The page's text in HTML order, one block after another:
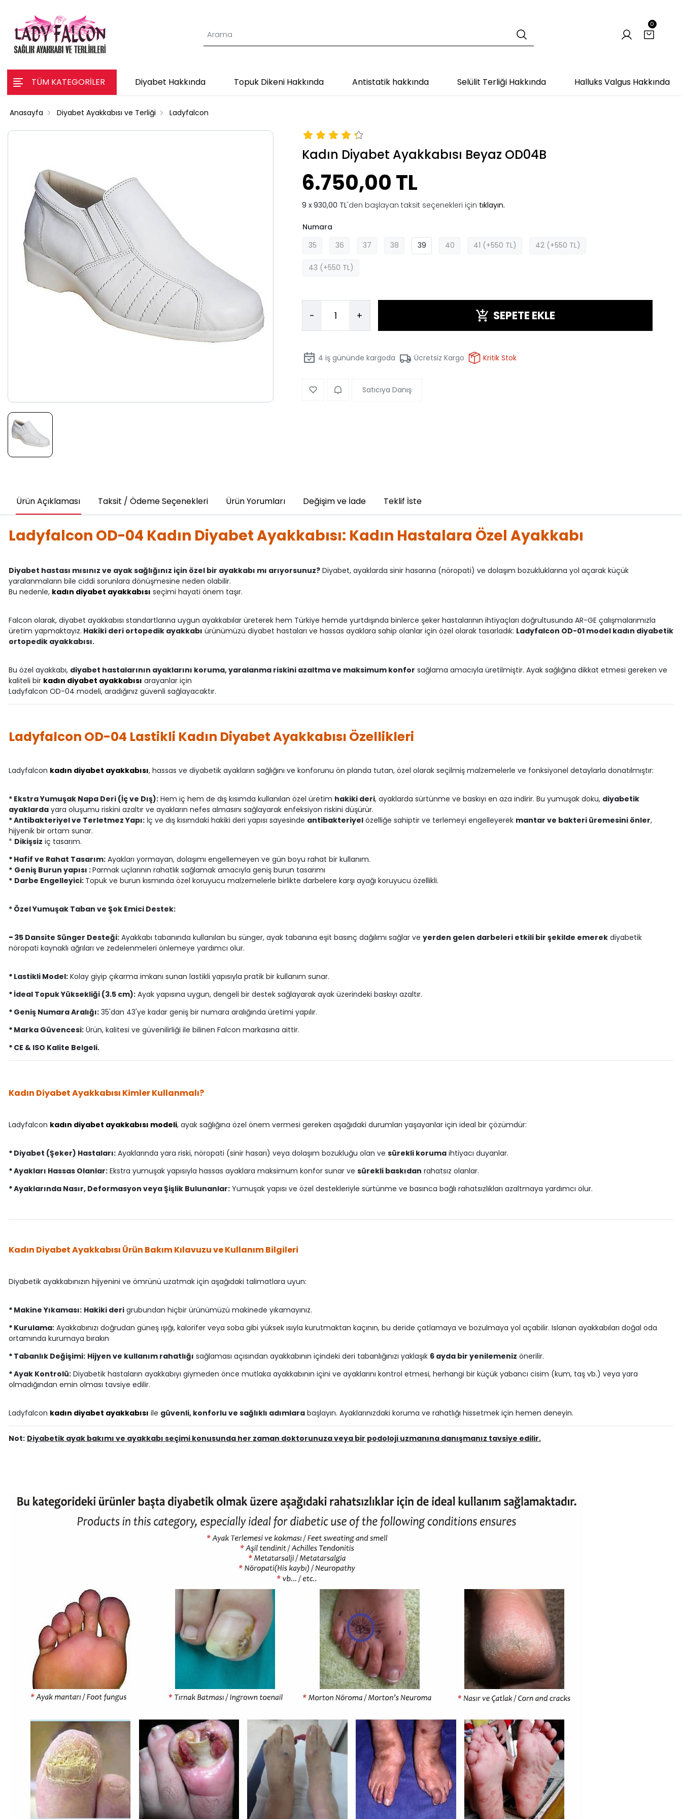
0
TÜM KATEGORİLER Diyabet Hakkında Topuk Dikeni Hakkında Antistatik hakkında Selülit Terliği Hakkında Halluks Valgus Hakkında
Anasayfa Diyabet Ayakkabısı ve Terliği Ladyfalcon
Kadın Diyabet Ayakkabısı Beyaz OD04B
6.750,00 TL
930,00 TL'den başlayan taksit seçenekleri için tıklayın.
Numara
35
36 37 38 39 40 41 (+550 TL) 42 (+550 TL)
43 (+550 TL)
- + SEPETE EKLE
4 iş gününde kargoda Ücretsiz Kargo Kritik Stok
Satıcıya Danış
Ürün Açıklaması Taksit / Ödeme Seçenekleri Ürün Yorumları Değişim ve İade Teklif İste
Ladyfalcon OD-04 Kadın Diyabet Ayakkabısı: Kadın Hastalara Özel Ayakkabı
Diyabet hastası mısınız ve ayak sağlığınız için özel bir ayakkabı mı arıyorsunuz?Diyabet, ayaklarda sinir hasarına (nöropati) ve dolaşım bozukluklarına yol açarak küçük
yaralanmaların bile ciddi sorunlara dönüşmesine neden olabilir.
Bu nedenle, kadın diyabet ayakkabısı seçimi hayati önem taşır.
Falcon olarak, diyabet ayakkabısı standartlarına uygun ayakkabılar üreterek hem Türkiye hemde yurtdışında binlerce şeker hastalarının ihtiyaçları doğrultusunda AR-GE çalışmalarımızla
üretim yapmaktayız. Hakiki deri ortopedik ayakkabı ürünümüzü diyabet hastaları ve hassas ayaklara sahip olanlar için özel olarak tasarladık: Ladyfalcon OD-01 model kadın diyabetik
ortopedik ayakkabısı.
Bu özel ayakkabı, diyabet hastalarının ayaklarını koruma, yaralanma riskini azaltma ve maksimum konfor sağlama amacıyla üretilmiştir. Ayak sağlığına dikkat etmesi gereken ve
kaliteli bir kadın diyabet ayakkabısı arayanlar için
Ladyfalcon OD-04 modeli, aradığınız güvenli sağlayacaktır.
Ladyfalcon OD-04 Lastikli Kadın Diyabet Ayakkabısı Özellikleri
Ladyfalcon kadın diyabet ayakkabısı, hassas ve diyabetik ayakların sağlığını ve konforunu ön planda tutan, özel olarak seçilmiş malzemelerle ve fonksiyonel detaylarla donatılmıştır:
* Ekstra Yumuşak Napa Deri (İç ve Dış):Hem iç hem de dış kısımda kullanılan özel üretim hakiki deri, ayaklarda sürtünme ve baskıyı en aza indirir. Bu yumuşak doku, diyabetik
ayaklardayara oluşumu riskini azaltır ve ayakların nefes almasını sağlayarak enfeksiyon riskini düşürür.
* Antibakteriyel ve Terletmez Yapı:İç ve dış kısımdaki hakiki deri yapısı sayesinde antibakteriyelözelliğe sahiptir ve terlemeyi engelleyerek mantar ve bakteri üremesini önler,
hijyenik bir ortam sunar.
* Dikişsiz iç tasarım.
* Hafif ve Rahat Tasarım:Ayakları yormayan, dolaşımı engellemeyen ve gün boyu rahat bir kullanım.
* Geniş Burun yapısı :Parmak uçlarının rahatlık sağlamak amacıyla geniş burun tasarımı
* Darbe Engelleyici: Topuk ve burun kısmında özel koruyucu malzemelerle birlikte darbelere karşı ayağı koruyucu özellikli.
* Özel Yumuşak Taban ve Şok Emici Destek:
- 35 Dansite Sünger Desteği:Ayakkabı tabanında kullanılan bu sünger, ayak tabanına eşit basınç dağılımı sağlar ve yerden gelen darbeleri etkili bir şekilde emerekdiyabetik
nöropati kaynaklı ağrıları ve zedelenmeleri önlemeye yardımcı olur.
* Lastikli Model:Kolay giyip çıkarma imkanı sunan lastikli yapısıyla pratik bir kullanım sunar.
*İdeal Topuk Yüksekliği (3.5 cm):Ayak yapısına uygun, dengeli bir destek sağlayarak ayak üzerindeki baskıyı azaltır.
* Geniş Numara Aralığı:35'dan 43'ye kadar geniş bir numara aralığında üretimi yapılır.
* Marka Güvencesi:Ürün, kalitesi ve güvenilirliği ile bilinen Falcon markasına aittir.
* CE & ISO Kalite Belgeli.
Kadın Diyabet Ayakkabısı Kimler Kullanmalı?
Ladyfalcon kadın diyabet ayakkabısı modeli, ayak sağlığına özel önem vermesi gereken aşağıdaki durumları yaşayanlar için ideal bir çözümdür:
* Diyabet (Şeker) Hastaları:Ayaklarında yara riski, nöropati (sinir hasarı) veya dolaşım bozukluğu olan ve sürekli korumaihtiyacı duyanlar.
*Ayakları Hassas Olanlar:Ekstra yumuşak yapısıyla hassas ayaklara maksimum konfor sunar ve sürekli baskıdan rahatsız olanlar.
*Ayaklarında Nasır, Deformasyon veya Şişlik Bulunanlar:Yumuşak yapısı ve özel destekleriyle sürtünme ve basınca bağlı rahatsızlıkları azaltmaya yardımcı olur.
Kadın Diyabet Ayakkabısı Ürün Bakım Kılavuzu ve Kullanım Bilgileri
Diyabetik ayakkabınızın hijyenini ve ömrünü uzatmak için aşağıdaki talimatlara uyun:
* Makine Yıkaması: Hakiki derigrubundan hiçbir ürünümüzü makinede yıkamayınız.
* Kurulama:Ayakkabınızı doğrudan güneş ışığı, kalorifer veya soba gibi yüksek ısıyla kurutmaktan kaçının, bu deride çatlamaya ve bozulmaya yol açabilir. Islanan ayakkabıları doğal oda
ortamında kurumaya bırakın
* Tabanlık Değişimi: Hijyen ve kullanım rahatlığı sağlaması açısından ayakkabının içindeki deri tabanlığınızı yaklaşık 6 ayda bir yenilemeniz önerilir.
*Ayak Kontrolü:Diyabetik hastaların ayakkabıyı giymeden önce mutlaka ayakkabının içini ve ayaklarını kontrol etmesi, herhangi bir küçük yabancı cisim (kum, taş vb.) veya yara
olmadığından emin olması tavsiye edilir.
Ladyfalcon kadın diyabet ayakkabısı ile güvenli, konforlu ve sağlıklı adımlarabaşlayın. Ayaklarınızdaki koruma ve rahatlığı hissetmek için hemen deneyin.
Not: Diyabetik ayak bakımı ve ayakkabı seçimi konusunda her zaman doktorunuza veya bir podoloji uzmanına danışmanız tavsiye edilir.